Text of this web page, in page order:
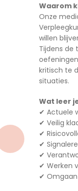
Waarom
Onze
willen
Tijdens de
kritisch te
situaties.
Wat leer
✔ Actuele
✔ Veilig
✔
✔
✔
✔ Werken
✔